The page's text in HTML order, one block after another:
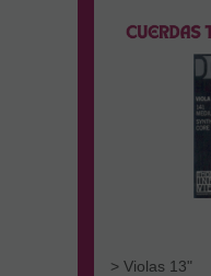
> Violas 13"